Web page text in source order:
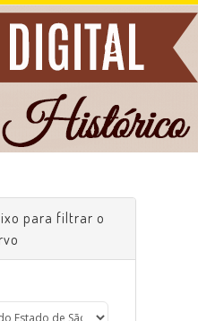
para filtrar o